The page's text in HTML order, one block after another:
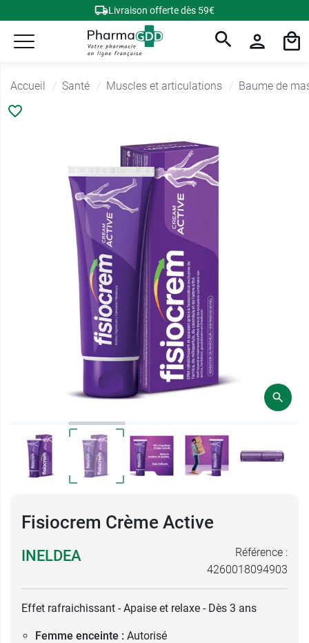
Livraison offerte dès 59€
Accueil Santé Muscles et articulations Baume de
Fisiocrem Crème Active
INELDEA
Référence :
4260018094903
Effet rafraichissant - Apaise et relaxe - Dès 3 ans
Femme enceinte : Autorisé